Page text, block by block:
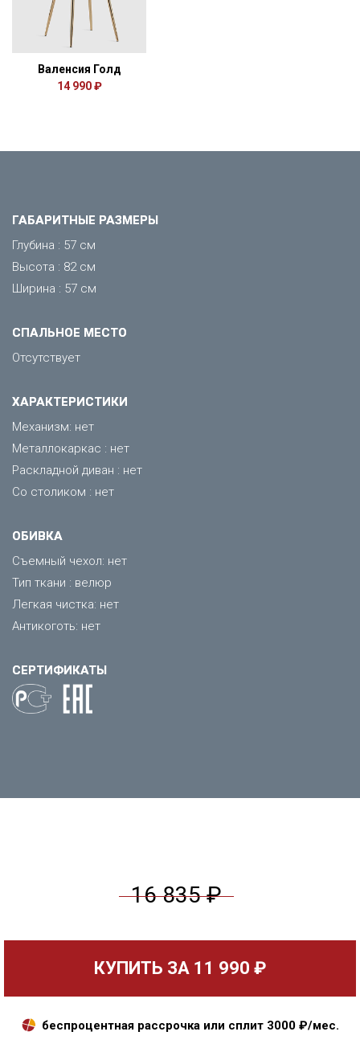
Валенсия Голд
14 990 ₽
ГАБАРИТНЫЕ РАЗМЕРЫ
Глубина : 57 см
Высота : 82 см
Ширина : 57 см
СПАЛЬНОЕ МЕСТО
Отсутствует
ХАРАКТЕРИСТИКИ
Механизм: нет
Металлокаркас : нет
Раскладной диван : нет
Со столиком : нет
ОБИВКА
Съемный чехол: нет
Тип ткани : велюр
Легкая чистка: нет
Антикоготь: нет
СЕРТИФИКАТЫ
16 835 ₽
КУПИТЬ ЗА 11 990 ₽
беспроцентная рассрочка или сплит 3000 ₽/мес.